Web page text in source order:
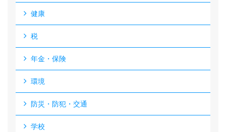
健康
税
年金・保険
環境
防災・防犯・交通
学校